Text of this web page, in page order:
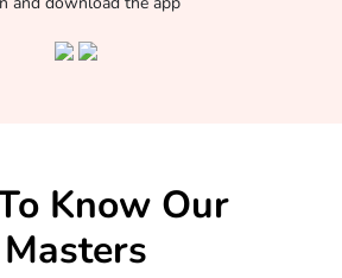
Know Our
Masters